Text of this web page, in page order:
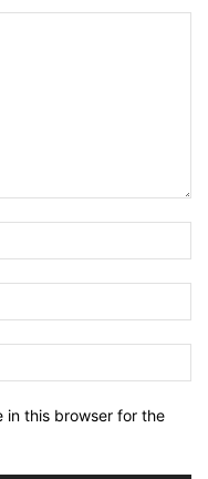
in this browser for the